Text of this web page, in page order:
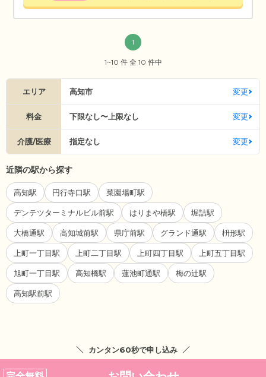
1
1~10 件 全 10 件中
エリア 高知市 変更
料金 下限なし〜上限なし 変更
介護/医療 指定なし 変更
近隣の駅から探す
高知駅 円行寺口駅 菜園場町駅
デンテツターミナルビル前駅 はりまや橋駅 堀詰駅
大橋通駅 高知城前駅 県庁前駅 グランド通駅 枡形駅
上町一丁目駅 上町二丁目駅 上町四丁目駅 上町五丁目駅
旭町一丁目駅 高知橋駅 蓮池町通駅 梅の辻駅
高知駅前駅
カンタン60秒で申し込み